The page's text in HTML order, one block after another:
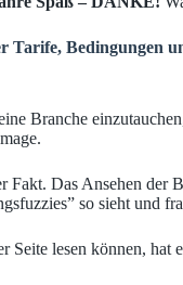
Bedingungen
Branche
Fakt. Das Ansehen
so sieht und
Seite lesen können,